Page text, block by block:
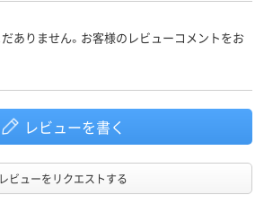
ありません。お客様のレビューコメントをお
レビューを書く
レビューをリクエストする